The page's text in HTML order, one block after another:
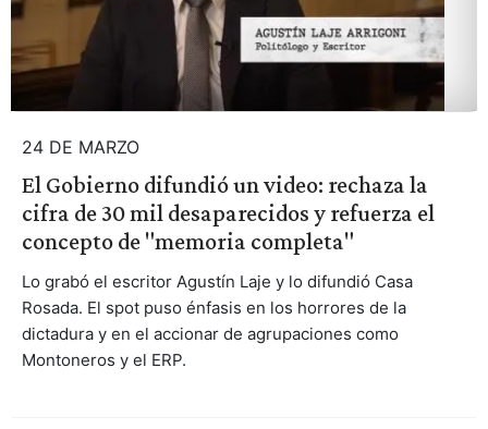
24 DE MARZO
El Gobierno difundió un video: rechaza la
cifra de 30 mil desaparecidos y refuerza el
concepto de "memoria completa"
Lo grabó el escritor Agustín Laje y lo difundió Casa
Rosada. El spot puso énfasis en los horrores de la
dictadura y en el accionar de agrupaciones como
Montoneros y el ERP.